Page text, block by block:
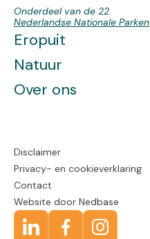
Onderdeel van de 22
Nederlandse Nationale Parken
Eropuit
Natuur
Over ons
Disclaimer
Privacy- en cookieverklaring
Contact
Website doorNedbase